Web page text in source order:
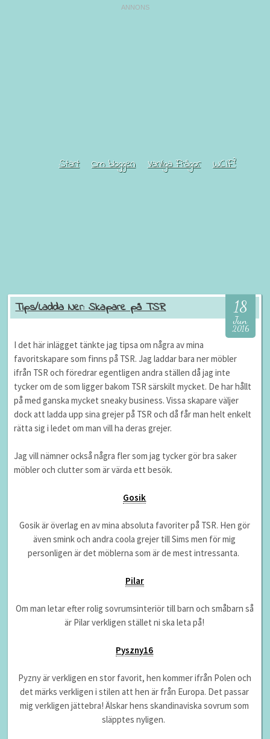
Start Om bloggen Vanliga Frågor WCIF?
18
Jun
2016
Tips/Ladda Ner: Skapare på TSR
I det här inlägget tänkte jag tipsa om några av mina
favoritskapare som finns på TSR. Jag laddar bara ner möbler
ifrån TSR och föredrar egentligen andra ställen då jag inte
tycker om de som ligger bakom TSR särskilt mycket. De har hållt
på med ganska mycket sneaky business. Vissa skapare väljer
dock att ladda upp sina grejer på TSR och då får man helt enkelt
rätta sig i ledet om man vill ha deras grejer.
Jag vill nämner också några fler som jag tycker gör bra saker
möbler och clutter som är värda ett besök.
Gosik
Gosik är överlag en av mina absoluta favoriter på TSR. Hen gör
även smink och andra coola grejer till Sims men för mig
personligen är det möblerna som är de mest intressanta.
Pilar
Om man letar efter rolig sovrumsinteriör till barn och småbarn så
är Pilar verkligen stället ni ska leta på!
Pyszny16
Pyzny är verkligen en stor favorit, hen kommer ifrån Polen och
det märks verkligen i stilen att hen är från Europa. Det passar
mig verkligen jättebra! Älskar hens skandinaviska sovrum som
släpptes nyligen.